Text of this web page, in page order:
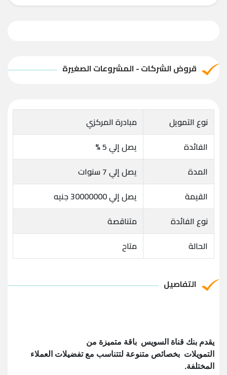
قروض الشركات - المشروعات الصغيرة
نوع التمويل
مبادرة المركزي
الفائدة
يصل إلي 5 %
المدة
يصل إلي 7 سنوات
القيمة
يصل إلي 30000000 جنيه
نوع الفائدة
متناقصة
الحالة
متاح
التفاصيل
يقدم بنك قناة السويس باقة متميزة من
التمويلات بخصائص متنوعة لتتناسب مع تفضيلات العملاء
المختلفة.